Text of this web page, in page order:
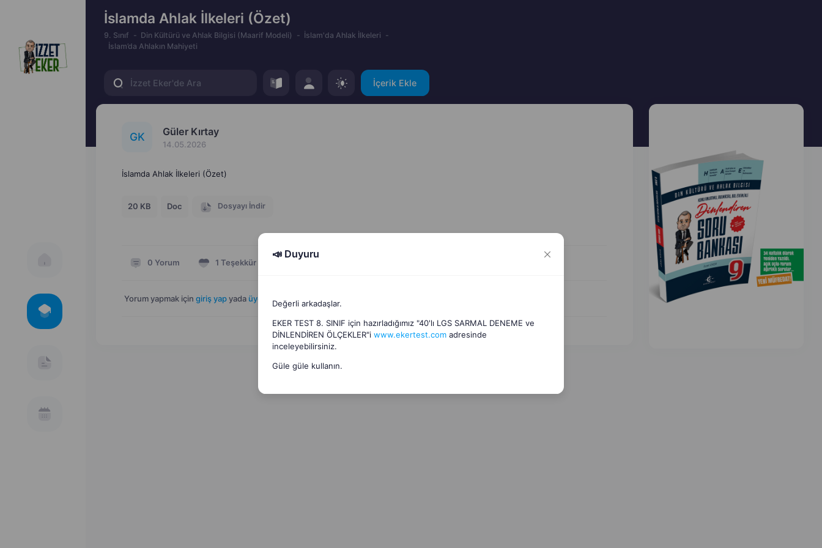
İslamda Ahlak İlkeleri (Özet)
9. Sınıf Din Kültürü ve Ahlak Bilgisi (Maarif Modeli)
İslam'da Ahlak İlkeleri
İslam’da Ahlakın Mahiyeti
İçerik Ekle
GK Güler Kırtay
14.05.2026
İslamda Ahlak İlkeleri (Özet)
20 KB Doc Dosyayı İndir
0 Yorum 1 Teşekkür Hata Bildir
Yorum yapmak için giriş yap yada üye ol .
📣 Duyuru
Değerli arkadaşlar.
EKER TEST 8. SINIF için hazırladığımız "40'lı LGS SARMAL DENEME ve
DİNLENDİREN ÖLÇEKLER"i www.ekertest.comadresinde
inceleyebilirsiniz.
Güle güle kullanın.